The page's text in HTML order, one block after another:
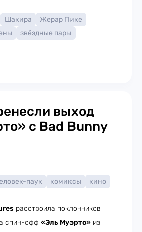
Шакира
Жерар Пике
звёздные пары
выход
с Bad Bunny
паук комиксы
кино
расстроила поклонников
спин-офф «Эль Муэрто» из